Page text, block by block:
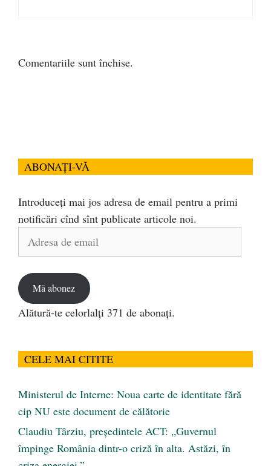
Comentariile sunt închise.
ABONAȚI-VĂ
Introduceți mai jos adresa de email pentru a primi
notificări cînd sînt publicate articole noi.
Mă abonez
Alătură-te celorlalți 371 de abonați.
CELE MAI CITITE
Ministerul de Interne: Noua carte de identitate fără
cip NU este document de călătorie
Claudiu Târziu, președintele ACT: „Guvernul
împinge România dintr-o criză în alta. Astăzi, în